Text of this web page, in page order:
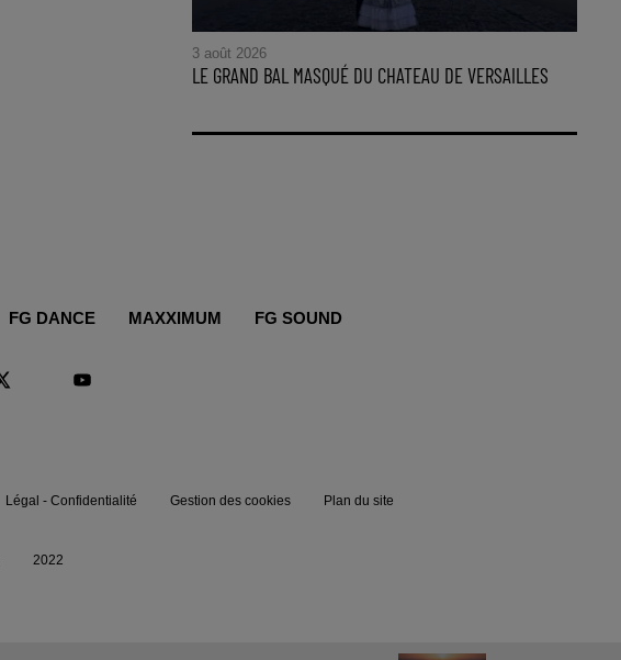
3 août 2026
LE GRAND BAL MASQUÉ DU CHATEAU DE VERSAILLES
FG DANCE MAXXIMUM FG SOUND
Légal - Confidentialité Gestion des cookies Plan du site
2022